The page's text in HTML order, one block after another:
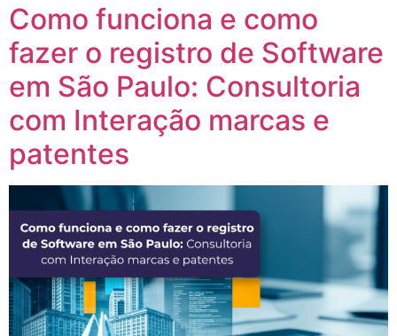
Como funciona e como
fazer o registro de Software
em São Paulo: Consultoria
com Interação marcas e
patentes